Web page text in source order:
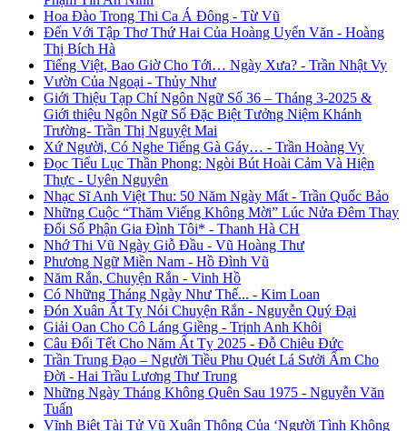
Hoa Đào Trong Thi Ca Á Đông - Từ Vũ
Đến Với Tập Thơ Thứ Hai Của Hoàng Uyển Văn - Hoàng
Thị Bích Hà
Tiếng Việt, Bao Giờ Cho Tới… Ngày Xưa? - Trần Nhật Vy
Vườn Của Ngoại - Thủy Như
Giới Thiệu Tạp Chí Ngôn Ngữ Số 36 – Tháng 3-2025 &
Giới thiệu Ngôn Ngữ Số Đặc Biệt Tưởng Niệm Khánh
Trường- Trần Thị Nguyệt Mai
Xứ Người, Có Nghe Tiếng Gà Gáy… - Trần Hoàng Vy
Đọc Tiểu Lục Thần Phong: Ngòi Bút Hoài Cảm Và Hiện
Thực - Uyên Nguyên
Nhạc Sĩ Anh Việt Thu: 50 Năm Ngày Mất - Trần Quốc Bảo
Những Cuộc “Thăm Viếng Không Mời” Lúc Nửa Đêm Thay
Đổi Số Phận Gia Đình Tôi* - Thanh Hà CH
Nhớ Thi Vũ Ngày Giỗ Đầu - Vũ Hoàng Thư
Phương Ngữ Miền Nam - Hồ Đình Vũ
Năm Rắn, Chuyện Rắn - Vinh Hồ
Có Những Tháng Ngày Như Thế... - Kim Loan
Đón Xuân Ất Tỵ Nói Chuyện Rắn - Nguyễn Quý Đại
Giải Oan Cho Cô Láng Giềng - Trịnh Anh Khôi
Câu Đối Tết Cho Năm Ất Tỵ 2025 - Đỗ Chiêu Đức
Trần Trung Đạo – Người Tiều Phu Quét Lá Sưởi Ấm Cho
Đời - Hai Trầu Lương Thư Trung
Những Ngày Tháng Không Quên Sau 1975 - Nguyễn Văn
Tuấn
Vĩnh Biệt Tài Tử Vũ Xuân Thông Của ‘Người Tình Không